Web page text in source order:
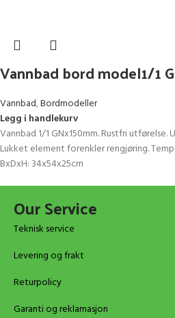
Vannbad bord model1/1
Vannbad,Bordmodeller
Legg i handlekurv
Vannbad 1/1 GNx150mm. Rustfri utførelse.
Lukket element forenkler rengjøring.
BxDxH: 34x54x25cm
Our Service
Teknisk service
Levering og frakt
Returpolicy
Garanti og reklamasjon